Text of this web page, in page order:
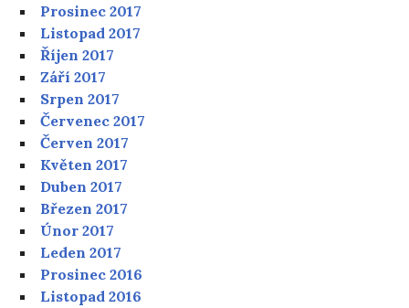
Prosinec 2017
Listopad 2017
Říjen 2017
Září 2017
Srpen 2017
Červenec 2017
Červen 2017
Květen 2017
Duben 2017
Březen 2017
Únor 2017
Leden 2017
Prosinec 2016
Listopad 2016